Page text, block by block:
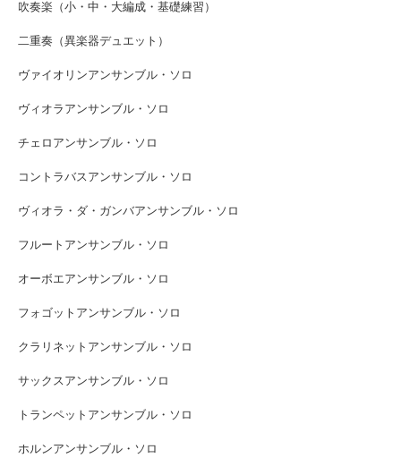
吹奏楽（小・中・大編成・基礎練習）
二重奏（異楽器デュエット）
ヴァイオリンアンサンブル・ソロ
ヴィオラアンサンブル・ソロ
チェロアンサンブル・ソロ
コントラバスアンサンブル・ソロ
ヴィオラ・ダ・ガンバアンサンブル・ソロ
フルートアンサンブル・ソロ
オーボエアンサンブル・ソロ
フォゴットアンサンブル・ソロ
クラリネットアンサンブル・ソロ
サックスアンサンブル・ソロ
トランペットアンサンブル・ソロ
ホルンアンサンブル・ソロ